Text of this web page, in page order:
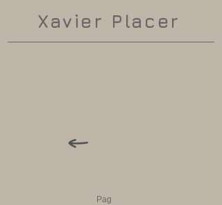
Xavier Placer
Pag